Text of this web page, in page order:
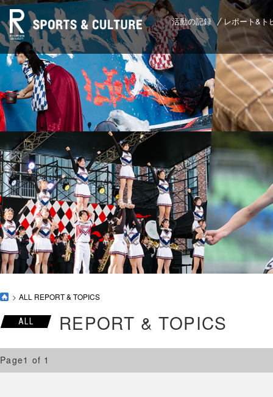
活動の記録 レポート&ト
ALL REPORT & TOPICS
ALL REPORT & TOPICS
Page1 of 1